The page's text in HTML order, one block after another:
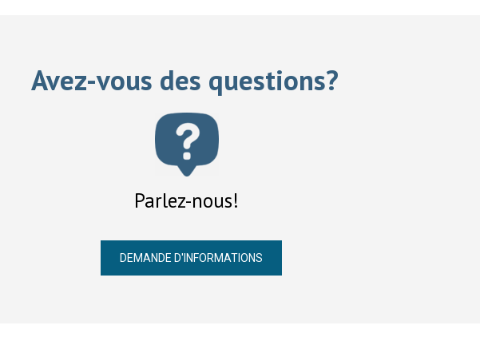
Avez-vous des questions?
Parlez-nous!
DEMANDE D'INFORMATIONS